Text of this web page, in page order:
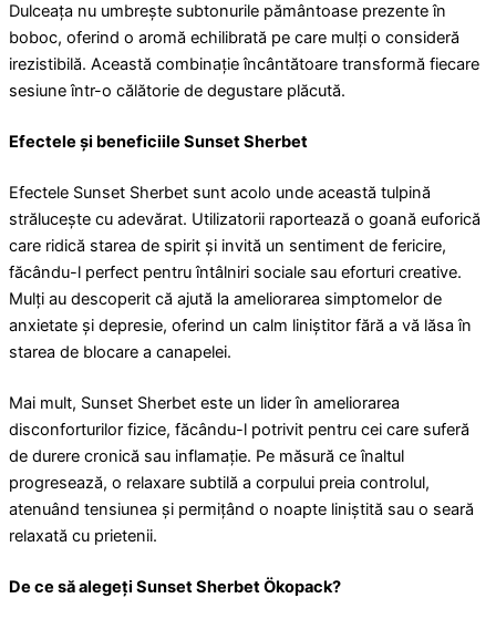
Dulceața nu umbrește subtonurile pământoase prezente în
boboc, oferind o aromă echilibrată pe care mulți o consideră
irezistibilă. Această combinație încântătoare transformă fiecare
sesiune într-o călătorie de degustare plăcută.
Efectele și beneficiile Sunset Sherbet
Efectele Sunset Sherbet sunt acolo unde această tulpină
strălucește cu adevărat. Utilizatorii raportează o goană euforică
care ridică starea de spirit și invită un sentiment de fericire,
făcându-l perfect pentru întâlniri sociale sau eforturi creative.
Mulți au descoperit că ajută la ameliorarea simptomelor de
anxietate și depresie, oferind un calm liniștitor fără a vă lăsa în
starea de blocare a canapelei.
Mai mult, Sunset Sherbet este un lider în ameliorarea
disconforturilor fizice, făcându-l potrivit pentru cei care suferă
de durere cronică sau inflamație. Pe măsură ce înaltul
progresează, o relaxare subtilă a corpului preia controlul,
atenuând tensiunea și permițând o noapte liniștită sau o seară
relaxată cu prietenii.
De ce să alegeți Sunset Sherbet Ökopack?